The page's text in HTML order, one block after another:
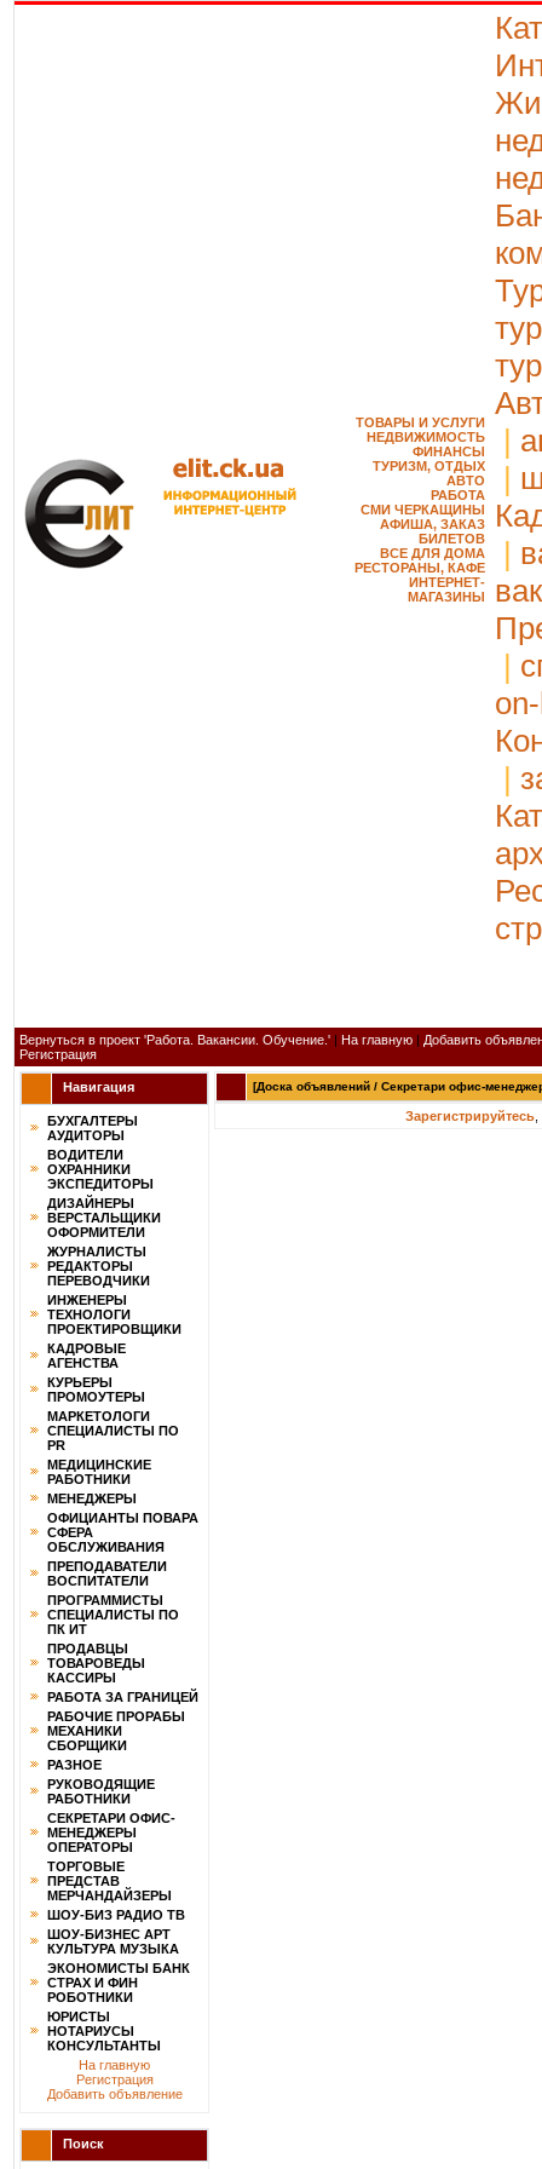
ТОВАРЫ И УСЛУГИ
НЕДВИЖИМОСТЬ
ФИНАНСЫ
ТУРИЗМ, ОТДЫХ
АВТО
РАБОТА
СМИ ЧЕРКАЩИНЫ
АФИША, ЗАКАЗ
БИЛЕТОВ
ВСЕ ДЛЯ ДОМА
РЕСТОРАНЫ, КАФЕ
ИНТЕРНЕТ-
МАГАЗИНЫ
|
|
|
|
|
Вернуться в проект 'Работа. Вакансии. Обучение.' | На главную | Добавить
Регистрация
Навигация
БУХГАЛТЕРЫ
АУДИТОРЫ
ВОДИТЕЛИ
ОХРАННИКИ
ЭКСПЕДИТОРЫ
ДИЗАЙНЕРЫ
ВЕРСТАЛЬЩИКИ
ОФОРМИТЕЛИ
ЖУРНАЛИСТЫ
РЕДАКТОРЫ
ПЕРЕВОДЧИКИ
ИНЖЕНЕРЫ
ТЕХНОЛОГИ
ПРОЕКТИРОВЩИКИ
КАДРОВЫЕ
АГЕНСТВА
КУРЬЕРЫ
ПРОМОУТЕРЫ
МАРКЕТОЛОГИ
СПЕЦИАЛИСТЫ ПО
PR
МЕДИЦИНСКИЕ
РАБОТНИКИ
МЕНЕДЖЕРЫ
ОФИЦИАНТЫ ПОВАРА
СФЕРА
ОБСЛУЖИВАНИЯ
ПРЕПОДАВАТЕЛИ
ВОСПИТАТЕЛИ
ПРОГРАММИСТЫ
СПЕЦИАЛИСТЫ ПО
ПК ИТ
ПРОДАВЦЫ
ТОВАРОВЕДЫ
КАССИРЫ
РАБОТА ЗА ГРАНИЦЕЙ
РАБОЧИЕ ПРОРАБЫ
МЕХАНИКИ
СБОРЩИКИ
РАЗНОЕ
РУКОВОДЯЩИЕ
РАБОТНИКИ
СЕКРЕТАРИ ОФИС-
МЕНЕДЖЕРЫ
ОПЕРАТОРЫ
ТОРГОВЫЕ
ПРЕДСТАВ
МЕРЧАНДАЙЗЕРЫ
ШОУ-БИЗ РАДИО ТВ
ШОУ-БИЗНЕС АРТ
КУЛЬТУРА МУЗЫКА
ЭКОНОМИСТЫ БАНК
СТРАХ И ФИН
РОБОТНИКИ
ЮРИСТЫ
НОТАРИУСЫ
КОНСУЛЬТАНТЫ
На главную
Регистрация
Добавить объявление
Поиск
[Доска объявлений / Секретари офис-
Зарегистрируйтесь,